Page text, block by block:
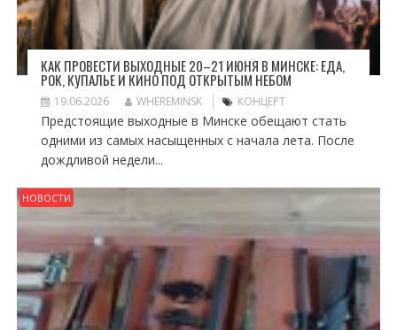
КАК ПРОВЕСТИ ВЫХОДНЫЕ 20–21 ИЮНЯ В МИНСКЕ: ЕДА,
РОК, КУПАЛЬЕ И КИНО ПОД ОТКРЫТЫМ НЕБОМ
19.06.2026 WHEREMINSK КОНЦЕРТ
Предстоящие выходные в Минске обещают стать
одними из самых насыщенных с начала лета. После
дождливой недели...
НОВОСТИ